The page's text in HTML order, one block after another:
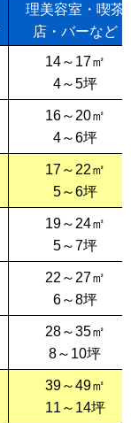
理美容室・喫茶
店・バーなど
14～17㎡
4～5坪
16～20㎡
4～6坪
17～22㎡
5～6坪
19～24㎡
5～7坪
22～27㎡
6～8坪
28～35㎡
8～10坪
39～49㎡
11～14坪